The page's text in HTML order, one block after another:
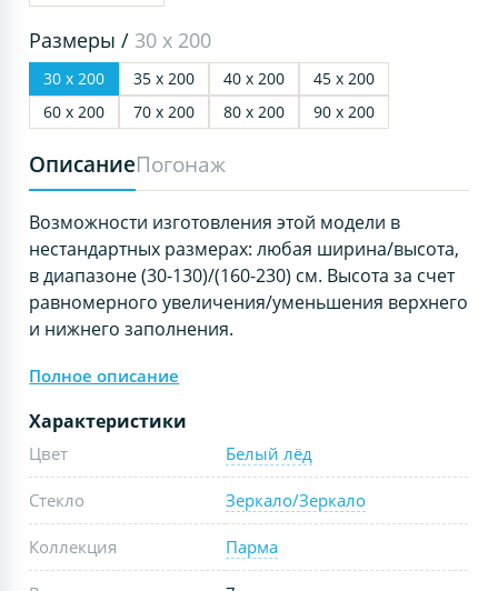
Размеры / 30 х 200
30 х 200 35 х 200 40 х 200
45 х 200
60 х 200
70 х 200 80 х 200 90 х 200
ОписаниеПогонаж
Возможности изготовления этой модели в
нестандартных размерах: любая ширина/высота,
в диапазоне (30-130)/(160-230) см. Высота за счет
равномерного увеличения/уменьшения верхнего
и нижнего заполнения.
Полное описание
Характеристики
Цвет Белый лёд
Стекло Зеркало/Зеркало
Коллекция Парма